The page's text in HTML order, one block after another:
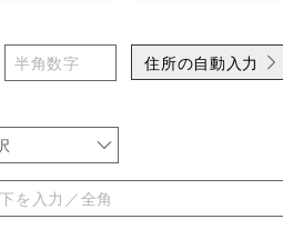
住所の自動入力